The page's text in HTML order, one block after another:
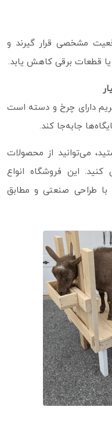
مشخصی قرار گیرند و
قطعات برقی کاهش یابد.
دارای چرخ و دسته است
جابه‌جا کند.
می‌توانید از محصولات
کنید. این فروشگاه انواع
با طراحی صنعتی و مطابق